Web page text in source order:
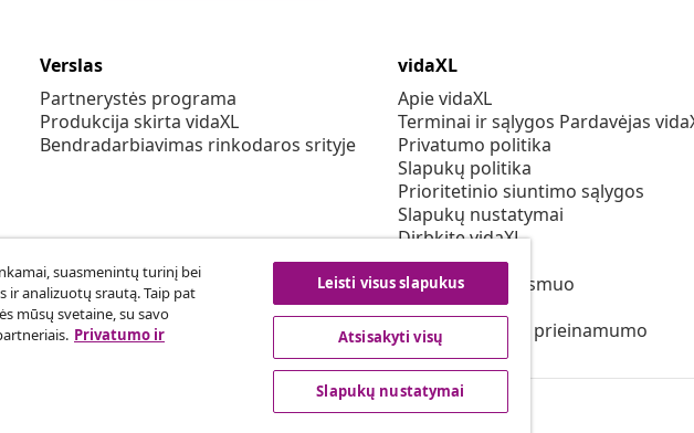
Verslas
Partnerystės programa
Produkcija skirta vidaXL
Bendradarbiavimas rinkodaros srityje
vidaXL
Apie vidaXL
Terminai ir sąlygos Pardavėjas
Privatumo politika
Slapukų politika
Prioritetinio siuntimo sąlygos
Slapukų nustatymai
Dirbkite vidaXL
Saugumo
ES atsakingas asmuo
EPR politiką
Pareiškimas dėl prieinamumo
suasmenintų turinį bei
ir analizuotų srautą. Taip pat
mūsų svetaine, su savo
Privatumo ir
Leisti visus slapukus
Atsisakyti visų
Slapukų nustatymai